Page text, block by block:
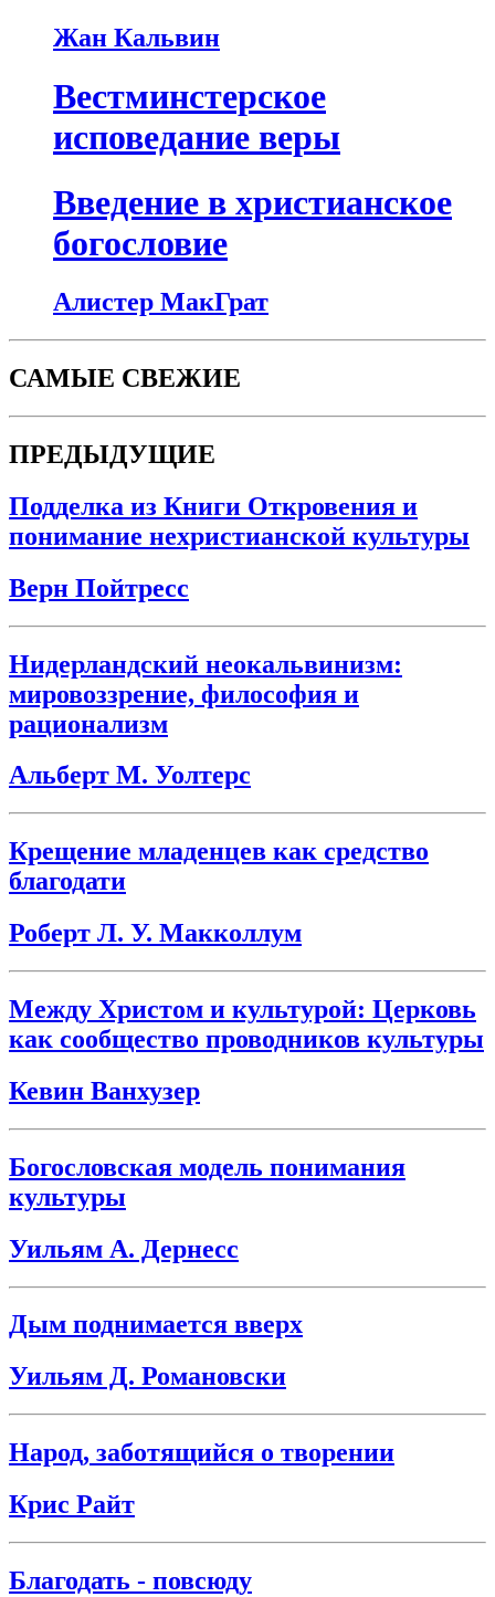
Жан Кальвин
Вестминстерское
исповедание веры
Введение в христианское
богословие
Алистер МакГрат
САМЫЕ СВЕЖИЕ
ПРЕДЫДУЩИЕ
Подделка из Книги Откровения и
понимание нехристианской культуры
Верн Пойтресс
Нидерландский неокальвинизм:
мировоззрение, философия и
рационализм
Альберт М. Уолтерс
Крещение младенцев как средство
благодати
Роберт Л. У. Макколлум
Между Христом и культурой: Церковь
как сообщество проводников культуры
Кевин Ванхузер
Богословская модель понимания
культуры
Уильям А. Дернесс
Дым поднимается вверх
Уильям Д. Романовски
Народ, заботящийся о творении
Крис Райт
Благодать - повсюду